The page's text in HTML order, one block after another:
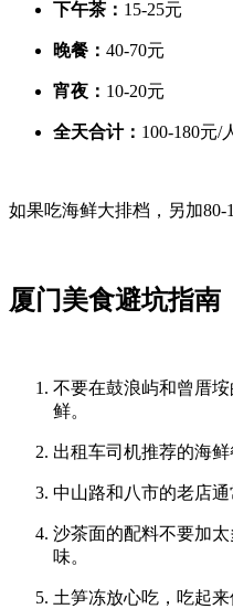
下午茶： 15-25元
晚餐： 40-70元
宵夜： 10-20元
全天合计： 100-180元/
如果吃海鲜大排档，另加80-
厦门美食避坑指南
不要在鼓浪屿和曾厝
鲜。
出租车司机推荐的海鲜
中山路和八市的老店通
沙茶面的配料不要加
味。
土笋冻放心吃，吃起